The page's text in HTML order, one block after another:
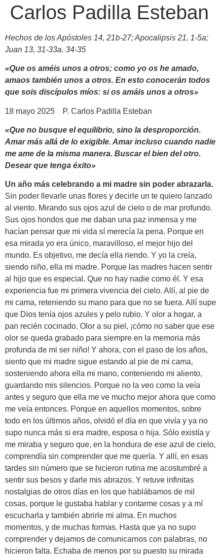
Carlos Padilla Esteban
Hechos de los Apóstoles 14, 21b-27; Apocalipsis 21, 1-5a;
Juan 13, 31-33a. 34-35
«Que os améis unos a otros; como yo os he amado,
amaos también unos a otros. En esto conocerán todos
que sois discípulos míos: si os amáis unos a otros»
18 mayo 2025 P. Carlos Padilla Esteban
«Que no busque el equilibrio, sino la desproporción.
Amar más allá de lo exigible. Amar incluso cuando nadie
me ame de la misma manera. Buscar el bien del otro.
Desear que tenga éxito»
Un año más celebrando a mi madre sin poder abrazarla.
Sin poder llevarle unas flores y decirle un te quiero lanzado
al viento. Mirando sus ojos azul de cielo o de mar profundo.
Sus ojos hondos que me daban una paz inmensa y me
hacían pensar que mi vida sí merecía la pena. Porque en
esa mirada yo era único, maravilloso, el mejor hijo del
mundo. Es objetivo, me decía ella riendo. Y yo la creía,
siendo niño, ella mi madre. Porque las madres hacen sentir
al hijo que es especial. Que no hay nadie como él. Y esa
experiencia fue mi primera vivencia del cielo. Allí, al pie de
mi cama, reteniendo su mano para que no se fuera. Allí supe
que Dios tenía ojos azules y pelo rubio. Y olor a hogar, a
pan recién cocinado. Olor a su piel, ¡cómo no saber que ese
olor se queda grabado para siempre en la memoria más
profunda de mi ser niño! Y ahora, con el paso de los años,
siento que mi madre sigue estando al pie de mi cama,
sosteniendo ahora ella mi mano, conteniendo mi aliento,
guardando mis silencios. Porque no la veo como la veía
antes y seguro que ella me ve mucho mejor ahora que como
me veía entonces. Porque en aquellos momentos, sobre
todo en los últimos años, olvidó el día en que vivía y ya no
supo nunca más si era madre, esposa o hija. Sólo existía y
me miraba y seguro que, en la hondura de ese azul de cielo,
comprendía sin comprender que me quería. Y allí, en esas
tardes sin número que se hicieron rutina me acostumbré a
sentir sus besos y darle mis abrazos. Y retuve infinitas
nostalgias de otros días en los que hablábamos de mil
cosas, porque le gustaba hablar y contarme cosas y a mí
escucharla y también abrirle mi alma. En muchos
momentos, y de muchas formas. Hasta que ya no supo
comprender y dejamos de comunicarnos con palabras, no
hicieron falta. Echaba de menos por su puesto su mirada